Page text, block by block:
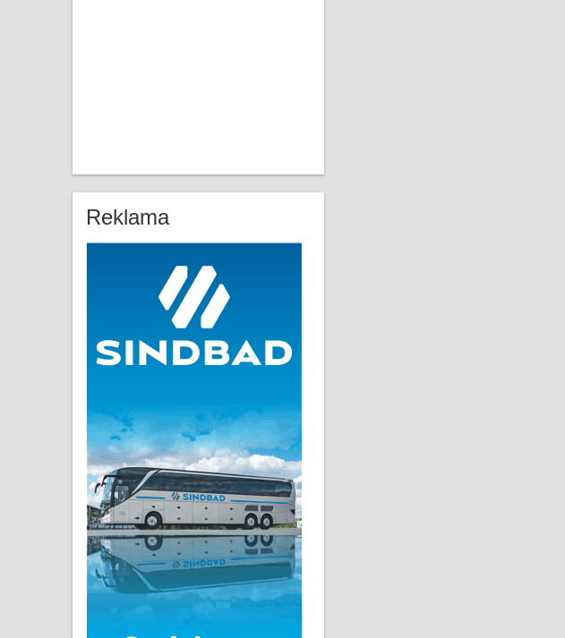
Reklama